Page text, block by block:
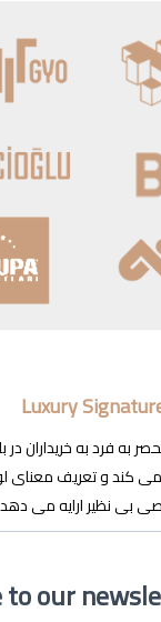
Luxury
فرد به خریداران در
کند و تعریف معنای
بی نظیر ارایه می دهد
to our